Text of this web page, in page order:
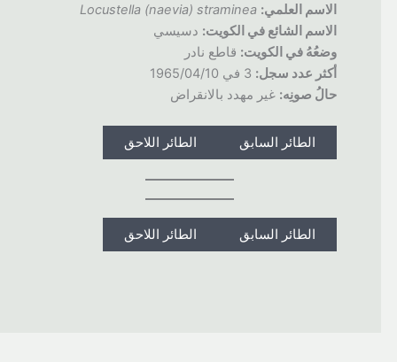
الاسم العلمي: Locustella (naevia) straminea
الاسم الشائع في الكويت:دسيسي
وضعُهُ في الكويت:قاطع نادر
أكثر عدد سجل:3 في 1965/04/10
حالُ صونِه:غير مهدد بالانقراض
الطائر السابق الطائر اللاحق
الطائر السابق الطائر اللاحق